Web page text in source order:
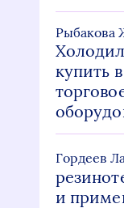
Рыбакова
купить
Гордеев
и